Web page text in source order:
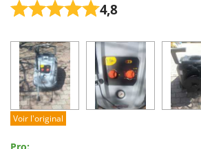
4,8
Prestations
Facilité d'utilisation
Qualité / Prix
Facilité de montage
Voir l'original
Pro: